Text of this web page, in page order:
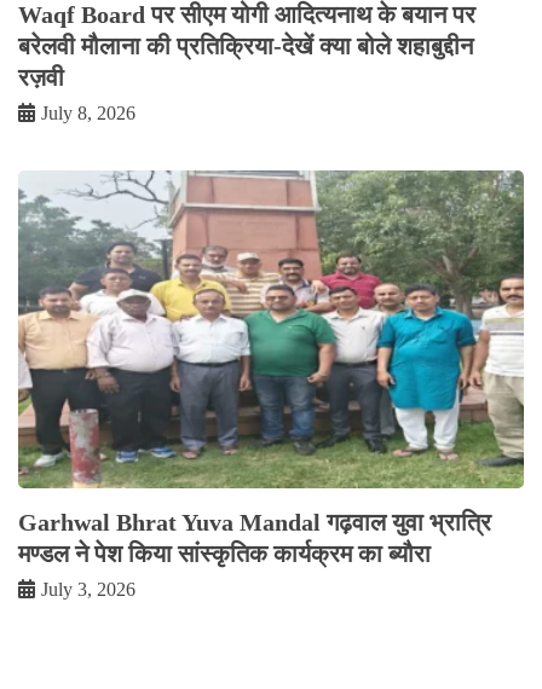
Waqf Board पर सीएम योगी आदित्यनाथ के बयान पर
बरेलवी मौलाना की प्रतिक्रिया-देखें क्या बोले शहाबुद्दीन
रज़वी
July 8, 2026
Garhwal Bhrat Yuva Mandal गढ़वाल युवा भ्रात्रि
मण्डल ने पेश किया सांस्कृतिक कार्यक्रम का ब्यौरा
July 3, 2026